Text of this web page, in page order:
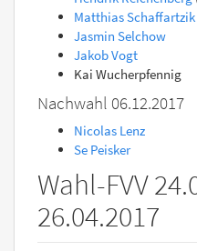
Matthias Schaffartzik
Jasmin Selchow
Jakob Vogt
Kai Wucherpfennig
Nachwahl 06.12.2017
Nicolas Lenz
Se Peisker
Wahl-FVV
26.04.2017